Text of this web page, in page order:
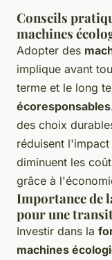
Conseils
machines
Adopter des
implique avant
terme et le long
écoresponsables
des choix
réduisent l'impact
diminuent les
grâce à
Importance de
pour une
Investir dans la
machines